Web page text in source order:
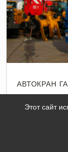
АВТОКРАН
ТипЭтот сайт